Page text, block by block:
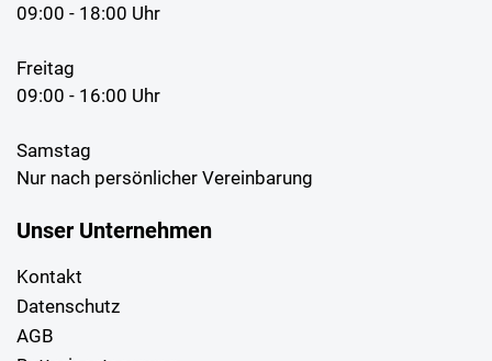
09:00 - 18:00 Uhr
Freitag
09:00 - 16:00 Uhr
Samstag
Nur nach persönlicher Vereinbarung
Unser Unternehmen
Kontakt
Datenschutz
AGB